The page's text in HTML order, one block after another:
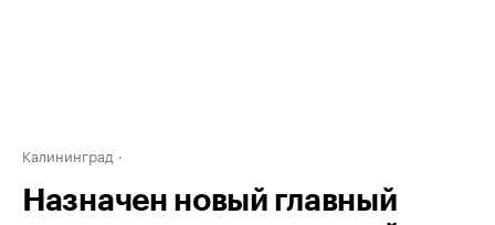
Калининград
Назначен новый главный